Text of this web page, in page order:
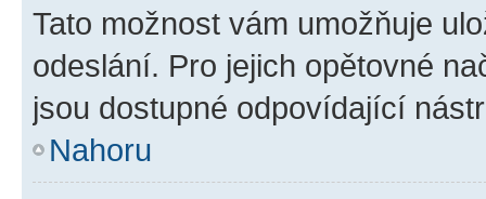
Tato možnost vám umožňuje
odeslání. Pro jejich opětovné
jsou dostupné odpovídající
Nahoru